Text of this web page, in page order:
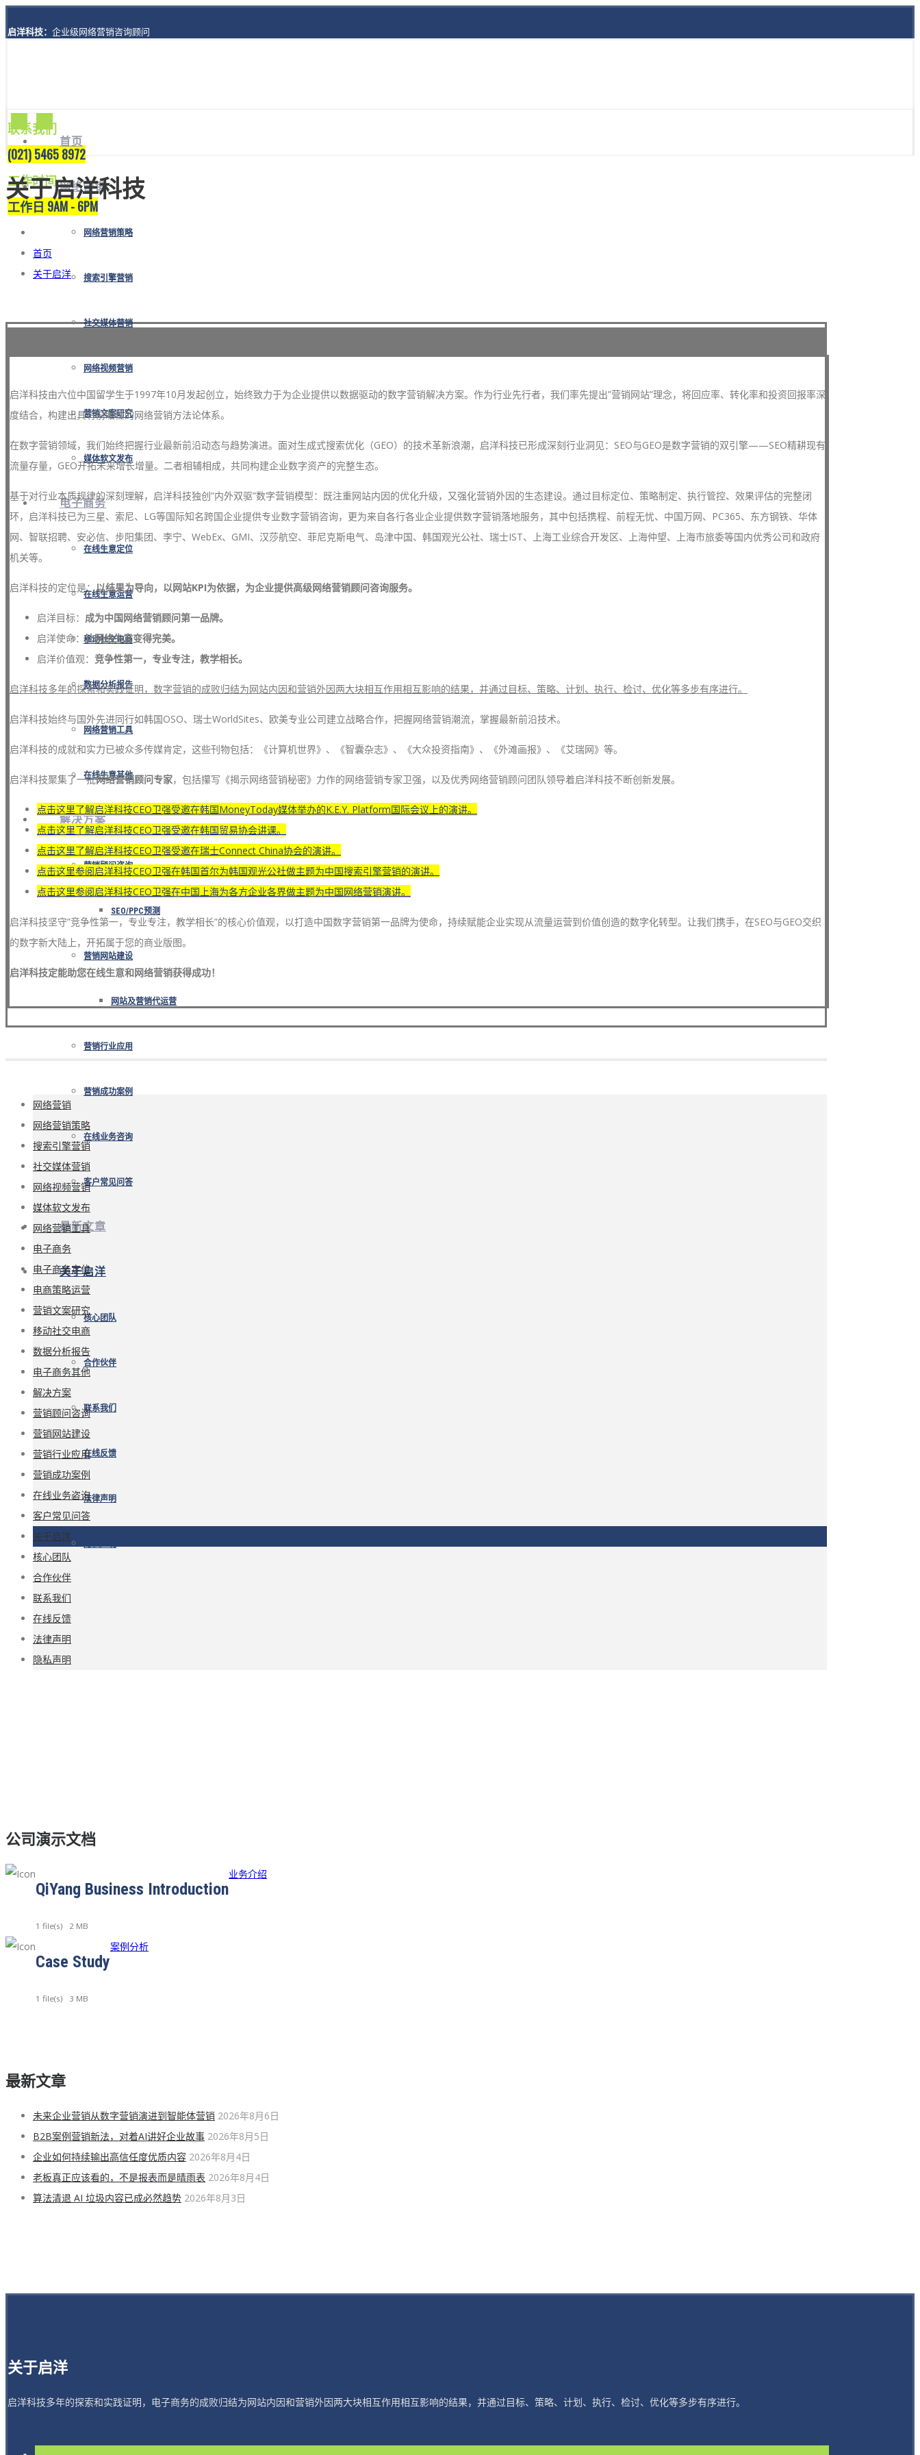
启洋科技： 企业级网络营销咨询顾问
联系我们
(021) 5465 8972
工作时间
工作日 9AM - 6PM
首页
网络营销
网络营销策略
搜索引擎营销
社交媒体营销
网络视频营销
营销文案研究
媒体软文发布
电子商务
在线生意定位
在线生意运营
移动社交电商
数据分析报告
网络营销工具
在线生意其他
解决方案
营销顾问咨询
SEO/PPC预测
营销网站建设
网站及营销代运营
营销行业应用
营销成功案例
在线业务咨询
客户常见问答
最新文章
关于启洋
核心团队
合作伙伴
联系我们
在线反馈
法律声明
关于启洋科技
首页
关于启洋
启洋科技由六位中国留学生于1997年10月发起创立，始终致力于为企业提供以数据驱动的数字营销解决方案。作为行业先行者，我们率先提出”营销网站”理念，将回应率、转化率和投资回报率深
度结合，构建出具有前瞻性的网络营销方法论体系。
在数字营销领域，我们始终把握行业最新前沿动态与趋势演进。面对生成式搜索优化（GEO）的技术革新浪潮，启洋科技已形成深刻行业洞见：SEO与GEO是数字营销的双引擎——SEO精耕现有
流量存量，GEO开拓未来增长增量。二者相辅相成，共同构建企业数字资产的完整生态。
基于对行业本质规律的深刻理解，启洋科技独创”内外双驱”数字营销模型：既注重网站内因的优化升级，又强化营销外因的生态建设。通过目标定位、策略制定、执行管控、效果评估的完整闭
环，启洋科技已为三星、索尼、LG等国际知名跨国企业提供专业数字营销咨询，更为来自各行各业企业提供数字营销落地服务，其中包括携程、前程无忧、中国万网、PC365、东方钢铁、华体
网、智联招聘、安必信、步阳集团、李宁、WebEx、GMI、汉莎航空、菲尼克斯电气、岛津中国、韩国观光公社、瑞士IST、上海工业综合开发区、上海仲望、上海市旅委等国内优秀公司和政府
机关等。
启洋科技的定位是：以结果为导向，以网站KPI为依据，为企业提供高级网络营销顾问咨询服务。
启洋目标： 成为中国网络营销顾问第一品牌。
启洋使命：让网络生意变得完美。
启洋价值观： 竞争性第一，专业专注，教学相长。
启洋科技多年的探索和实践证明，数字营销的成败归结为网站内因和营销外因两大块相互作用相互影响的结果，并通过目标、策略、计划、执行、检讨、优化等多步有序进行。
启洋科技始终与国外先进同行如韩国OSO、瑞士WorldSites、欧美专业公司建立战略合作，把握网络营销潮流，掌握最新前沿技术。
启洋科技的成就和实力已被众多传媒肯定，这些刊物包括：《计算机世界》、《智囊杂志》、《大众投资指南》、《外滩画报》、《艾瑞网》等。
启洋科技聚集了一批网络营销顾问专家，包括攥写《揭示网络营销秘密》力作的网络营销专家卫强，以及优秀网络营销顾问团队领导着启洋科技不断创新发展。
点击这里了解启洋科技CEO卫强受邀在韩国MoneyToday媒体举办的K.E.Y. Platform国际会议上的演讲。
点击这里了解启洋科技CEO卫强受邀在韩国贸易协会讲课。
点击这里了解启洋科技CEO卫强受邀在瑞士Connect China协会的演讲。
点击这里参阅启洋科技CEO卫强在韩国首尔为韩国观光公社做主题为中国搜索引擎营销的演讲。
点击这里参阅启洋科技CEO卫强在中国上海为各方企业各界做主题为中国网络营销演讲。
启洋科技坚守”竞争性第一，专业专注，教学相长”的核心价值观，以打造中国数字营销第一品牌为使命，持续赋能企业实现从流量运营到价值创造的数字化转型。让我们携手，在SEO与GEO交织
的数字新大陆上，开拓属于您的商业版图。
启洋科技定能助您在线生意和网络营销获得成功！
网络营销
网络营销策略
搜索引擎营销
社交媒体营销
网络视频营销
媒体软文发布
网络营销工具
电子商务
电子商务定位
电商策略运营
营销文案研究
移动社交电商
数据分析报告
电子商务其他
解决方案
营销顾问咨询
营销网站建设
营销行业应用
营销成功案例
在线业务咨询
客户常见问答
关于启洋
核心团队
合作伙伴
联系我们
在线反馈
法律声明
隐私声明
公司演示文档
QiYang Business Introduction
1 file(s) 2 MB
业务介绍
Case Study
1 file(s) 3 MB
案例分析
最新文章
未来企业营销从数字营销演进到智能体营销 2026年8月6日
B2B案例营销新法，对着AI讲好企业故事 2026年8月5日
企业如何持续输出高信任度优质内容 2026年8月4日
老板真正应该看的，不是报表而是晴雨表 2026年8月4日
算法清退 AI 垃圾内容已成必然趋势 2026年8月3日
关于启洋
启洋科技多年的探索和实践证明，电子商务的成败归结为网站内因和营销外因两大块相互作用相互影响的结果，并通过目标、策略、计划、执行、检讨、优化等多步有序进行。